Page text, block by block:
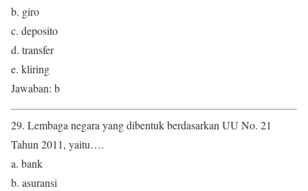
b. giro
c. deposito
d. transfer
e. kliring
Jawaban: b
29. Lembaga negara yang dibentuk berdasarkan UU No. 21
Tahun 2011, yaitu….
a. bank
b. asuransi